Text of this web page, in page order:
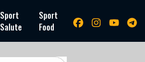
Sport
Salute
Sport
Food